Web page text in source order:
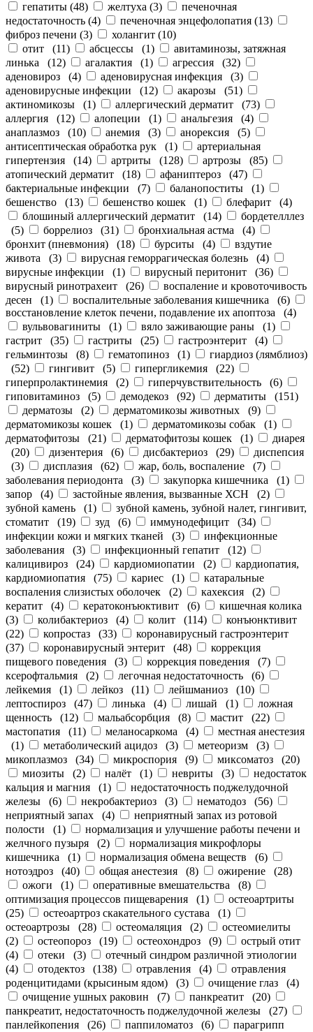
гепатиты (48) желтуха (3)
печеночная
недостаточность (4) печеночная энцефолопатия (13)
фиброз печени (3) холангит (10)
отит (11) абсцессы (1)
авитаминозы, затяжная
линька (12) агалактия (1) агрессия (32)
аденовироз (4) аденовирусная инфекция (3)
аденовирусные инфекции (12) акарозы (51)
актиномикозы (1) аллергический дерматит (73)
аллергия (12) алопеции (1) анальгезия (4)
анаплазмоз (10) анемия (3) анорексия (5)
антисептическая обработка рук (1)
артериальная
гипертензия (14) артриты (128) артрозы (85)
атопический дерматит (18) афаниптероз (47)
бактериальные инфекции (7) баланопоститы (1)
бешенство (13) бешенство кошек (1) блефарит (4)
блошиный аллергический дерматит (14)
бордетелллез
(5) боррелиоз (31) бронхиальная астма (4)
бронхит (пневмония) (18) бурситы (4)
вздутие
живота (3) вирусная геморрагическая болезнь (4)
вирусные инфекции (1) вирусный перитонит (36)
вирусный ринотрахеит (26)
воспаление и кровоточивость
десен (1) воспалительные заболевания кишечника (6)
восстановление клеток печени, подавление их апоптоза (4)
вульвовагиниты (1) вяло заживающие раны (1)
гастрит (35) гастриты (25) гастроэнтерит (4)
гельминтозы (8) гематопиноз (1)
гиардиоз (лямблиоз)
(52) гингивит (5) гипергликемия (22)
гиперпролактинемия (2) гиперчувствительность (6)
гиповитаминоз (5) демодекоз (92) дерматиты (151)
дерматозы (2) дерматомикозы животных (9)
дерматомикозы кошек (1) дерматомикозы собак (1)
дерматофитозы (21) дерматофитозы кошек (1)
диарея
(20) дизентерия (6) дисбактериоз (29)
диспепсия
(3) дисплазия (62) жар, боль, воспаление (7)
заболевания периодонта (3) закупорка кишечника (1)
запор (4) застойные явления, вызванные ХСН (2)
зубной камень (1)
зубной камень, зубной налет, гингивит,
стоматит (19) зуд (6) иммунодефицит (34)
инфекции кожи и мягких тканей (3)
инфекционные
заболевания (3) инфекционный гепатит (12)
калицивироз (24) кардиомиопатии (2)
кардиопатия,
кардиомиопатия (75) кариес (1)
катаральные
воспаления слизистых оболочек (2) кахексия (2)
кератит (4) кератоконъюктивит (6)
кишечная колика
(3) колибактериоз (4) колит (114)
конъюнктивит
(22) копростаз (33)
коронавирусный гастроэнтерит
(37) коронавирусный энтерит (48)
коррекция
пищевого поведения (3) коррекция поведения (7)
ксерофтальмия (2) легочная недостаточность (6)
лейкемия (1) лейкоз (11) лейшманиоз (10)
лептоспироз (47) линька (4) лишай (1)
ложная
щенность (12) мальабсорбция (8) мастит (22)
мастопатия (11) меланосаркома (4)
местная анестезия
(1) метаболический ацидоз (3) метеоризм (3)
микоплазмоз (34) микроспория (9) миксоматоз (20)
миозиты (2) налёт (1) невриты (3)
недостаток
кальция и магния (1)
недостаточность поджелудочной
железы (6) некробактериоз (3) нематодоз (56)
неприятный запах (4)
неприятный запах из ротовой
полости (1)
нормализация и улучшение работы печени и
желчного пузыря (2)
нормализация микрофлоры
кишечника (1) нормализация обмена веществ (6)
нотоэдроз (40) общая анестезия (8) ожирение (28)
ожоги (1) оперативные вмешательства (8)
оптимизация процессов пищеварения (1)
остеоартриты
(25) остеоартроз скакательного сустава (1)
остеоартрозы (28) остеомаляция (2)
остеомиелиты
(2) остеопороз (19) остеохондроз (9)
острый отит
(4) отеки (3)
отечный синдром различной этиологии
(4) отодектоз (138) отравления (4)
отравления
роденцитидами (крысиным ядом) (3) очищение глаз (4)
очищение ушных раковин (7) панкреатит (20)
панкреатит, недостаточность поджелудочной железы (27)
панлейкопения (26) паппиломатоз (6)
парагрипп